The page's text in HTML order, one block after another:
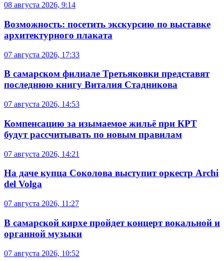
08 августа 2026, 9:14
Возможность: посетить экскурсию по выставке
архитектурного плаката
07 августа 2026, 17:33
В самарском филиале Третьяковки представят
последнюю книгу Виталия Стадникова
07 августа 2026, 14:53
Компенсацию за изымаемое жильё при КРТ
будут рассчитывать по новым правилам
07 августа 2026, 14:21
На даче купца Соколова выступит оркестр Archi
del Volga
07 августа 2026, 11:27
В самарской кирхе пройдет концерт вокальной и
органной музыки
07 августа 2026, 10:52